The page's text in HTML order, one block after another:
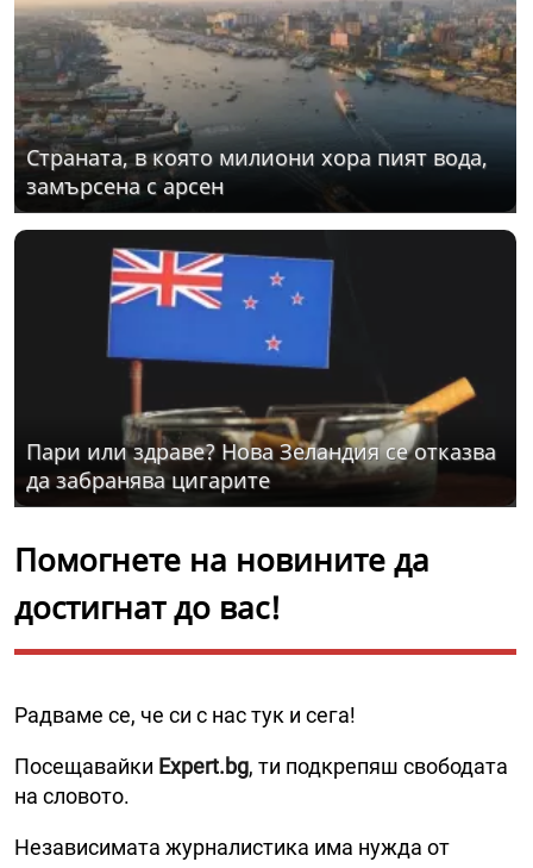
Страната, в която милиони хора пият вода,
замърсена с арсен
Пари или здраве? Нова Зеландия се отказва
да забранява цигарите
Помогнете на новините да
достигнат до вас!
Радваме се, че си с нас тук и сега!
Посещавайки Expert.bg, ти подкрепяш свободата
на словото.
Независимата журналистика има нужда от